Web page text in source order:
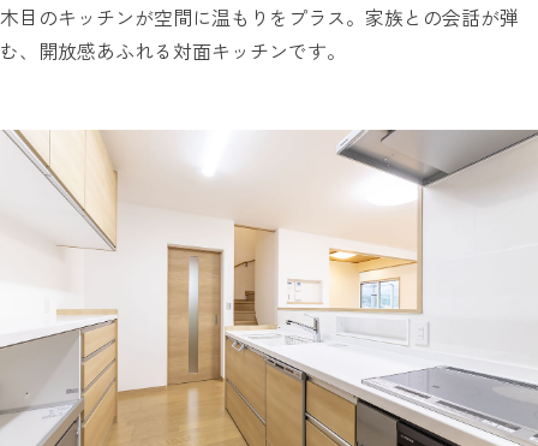
木目のキッチンが空間に温もりをプラス。家族との会話が弾
む、開放感あふれる対面キッチンです。